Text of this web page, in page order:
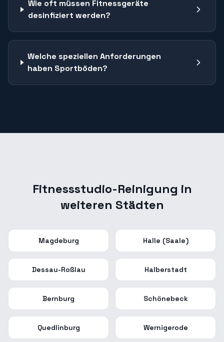
Wie oft müssen Fitnessgeräte
desinfiziert werden?
Welche speziellen Anforderungen
haben Sportböden?
Fitnessstudio-Reinigung in
weiteren Städten
Magdeburg Halle (Saale)
Dessau-Roßlau Halberstadt
Bernburg Schönebeck
Quedlinburg Wernigerode